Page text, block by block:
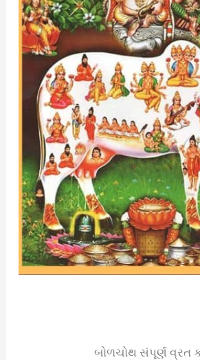
બોળચોથ સંપૂર્ણ વ્રત